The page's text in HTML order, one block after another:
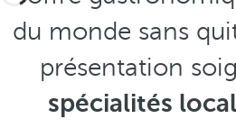
du monde sans
présentation
spécialités